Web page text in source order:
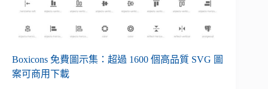
Boxicons 免費圖示集：超過 1600 個高品質 SVG 圖
案可商用下載